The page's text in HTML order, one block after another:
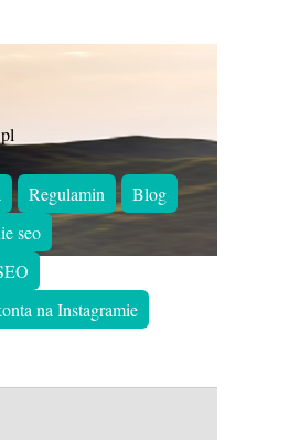
Regulamin
Blog
seo
na Instagramie